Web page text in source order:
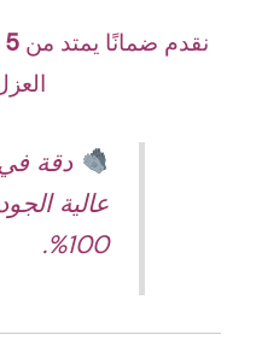
نقدم ضمانًا يمتد من5 إلى 10 سنوات
دقة في
عالية
100%.